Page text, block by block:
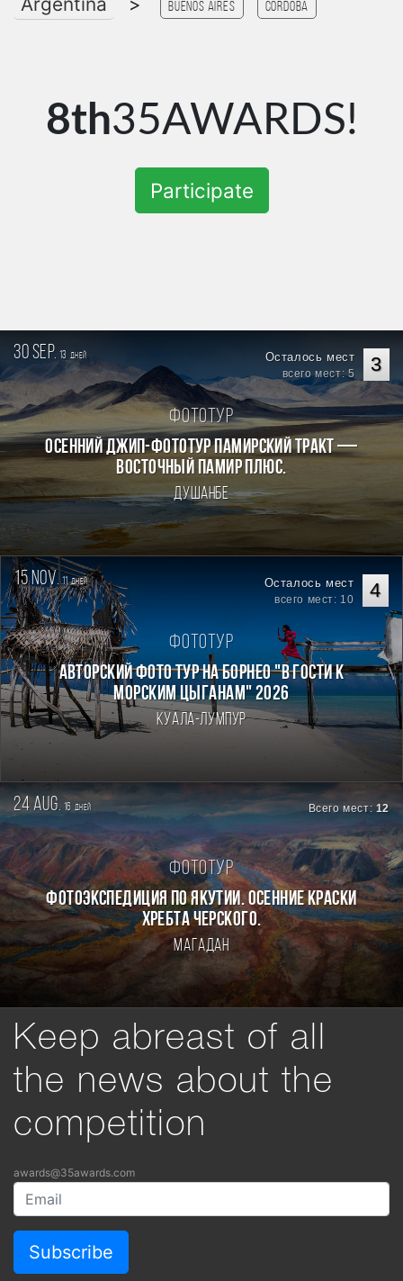
Buenos Aires Cordoba
8th35AWARDS!
Participate
30 sep. 13 дней 3
Осталось мест
всего мест: 5
Фототур
Осенний джип-фототур Памирский Тракт —
Восточный Памир плюс.
Душанбе
15 nov.11дней 4
Осталось мест
всего мест: 10
Фототур
Авторский фото тур на Борнео "В гости к
морским цыганам" 2026
Куала-Лумпур
24 aug. 16 дней Всего мест:12
Фототур
ФОТОЭКСПЕДИЦИЯ ПО ЯКУТИИ. ОСЕННИЕ КРАСКИ
ХРЕБТА ЧЕРСКОГО.
Магадан
Keep abreast of all
the news about the
competition
awards@35awards.com